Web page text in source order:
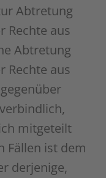
Abtretung
Rechte aus
Abtretung
Rechte aus
mitgeteilt
Fällen ist dem
derjenige,